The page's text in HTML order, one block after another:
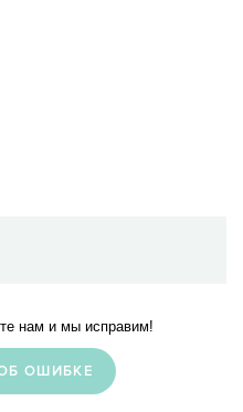
нам и мы исправим!
ОШИБКЕ